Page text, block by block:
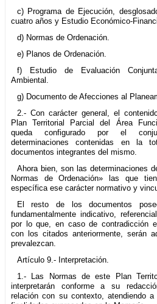
c) Programa de Ejecución,
cuatro años y Estudio Económico-
d) Normas de Ordenación.
e) Planos de Ordenación.
f) Estudio de Evaluación
Ambiental.
g) Documento de Afecciones al
2.- Con carácter general, el
Plan Territorial Parcial del Área
queda configurado por el
determinaciones contenidas en la
documentos integrantes del mismo.
Ahora bien, son las determinaciones
Normas de Ordenación» las que
específica ese carácter normativo y
El resto de los documentos
fundamentalmente indicativo,
por lo que, en caso de contradicción
con los citados anteriormente, serán
prevalezcan.
Artículo 9.- Interpretación.
1.- Las Normas de este Plan
interpretarán conforme a su
relación con su contexto, atendiendo